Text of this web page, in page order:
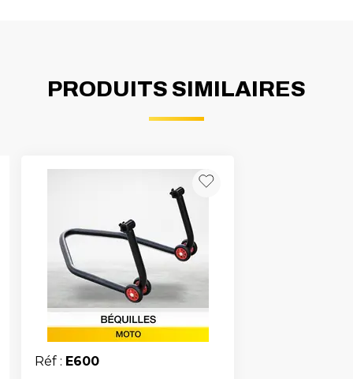
PRODUITS SIMILAIRES
Réf : E600